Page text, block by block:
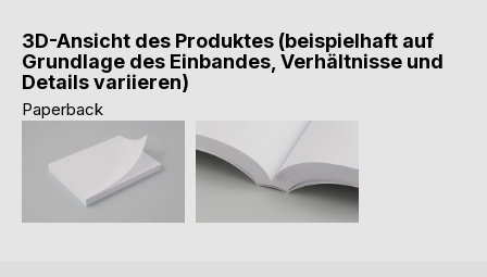
3D-Ansicht des Produktes (beispielhaft auf
Grundlage des Einbandes, Verhältnisse und
Details variieren)
Paperback